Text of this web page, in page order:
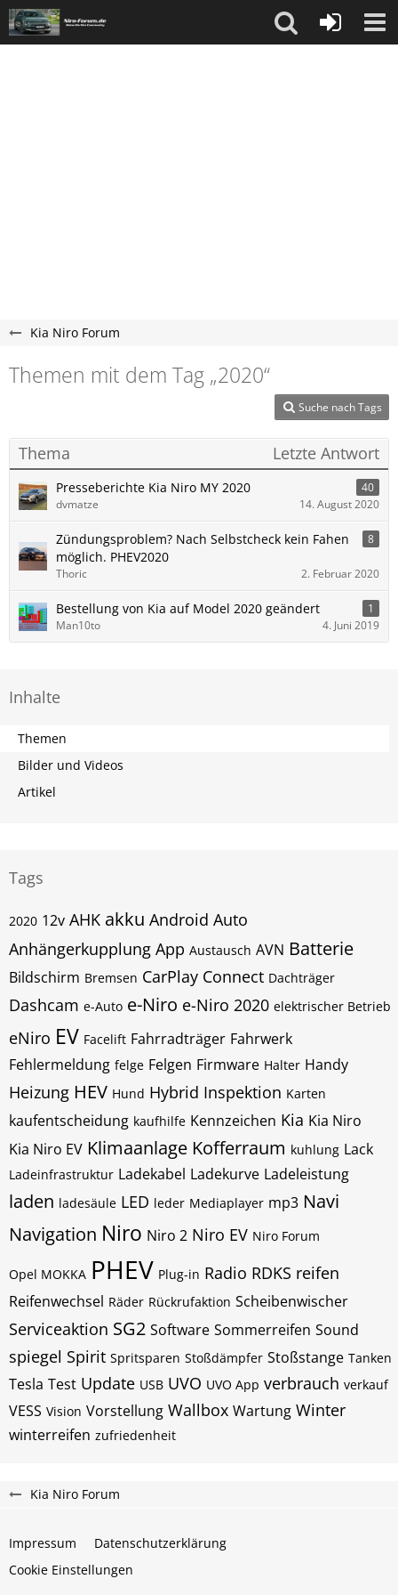
Kia Niro Forum
Themen mit dem Tag „2020“
Suche nach Tags
Thema Letzte Antwort
Presseberichte Kia Niro MY 2020
40
dvmatze
14. August 2020
Zündungsproblem? Nach Selbstcheck kein Fahen
möglich. PHEV2020
8
Thoric 2. Februar 2020
Bestellung von Kia auf Model 2020 geändert
1
Man10to
4. Juni 2019
Inhalte
Themen
Bilder und Videos
Artikel
Tags
2020 12v AHK akku Android Auto
Anhängerkupplung App Austausch AVN Batterie
Bildschirm Bremsen CarPlay Connect Dachträger
Dashcam e-Auto e-Niro e-Niro 2020 elektrischer Betrieb
eNiro EV Facelift Fahrradträger Fahrwerk
Fehlermeldung felge Felgen Firmware Halter Handy
Heizung HEV Hund Hybrid Inspektion Karten
kaufentscheidung kaufhilfe Kennzeichen Kia Kia Niro
Kia Niro EV Klimaanlage Kofferraum kuhlung Lack
Ladeinfrastruktur Ladekabel Ladekurve Ladeleistung
laden ladesäule LED leder Mediaplayer mp3 Navi
Navigation Niro Niro 2 Niro EV Niro Forum
Opel MOKKA PHEV Plug-in Radio RDKS reifen
Reifenwechsel Räder Rückrufaktion Scheibenwischer
Serviceaktion SG2 Software Sommerreifen Sound
spiegel Spirit Spritsparen Stoßdämpfer Stoßstange Tanken
Tesla Test Update USB UVO UVO App verbrauch verkauf
VESS Vision Vorstellung Wallbox Wartung Winter
winterreifen zufriedenheit
Kia Niro Forum
Impressum
Datenschutzerklärung
Cookie Einstellungen